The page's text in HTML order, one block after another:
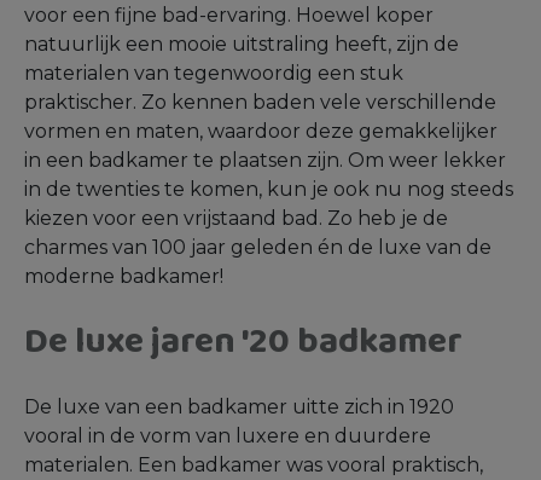
voor een fijne bad-ervaring. Hoewel koper
natuurlijk een mooie uitstraling heeft, zijn de
materialen van tegenwoordig een stuk
praktischer. Zo kennen baden vele verschillende
vormen en maten, waardoor deze gemakkelijker
in een badkamer te plaatsen zijn. Om weer lekker
in de twenties te komen, kun je ook nu nog steeds
kiezen voor een vrijstaand bad. Zo heb je de
charmes van 100 jaar geleden én de luxe van de
moderne badkamer!
De luxe jaren '20 badkamer
De luxe van een badkamer uitte zich in 1920
vooral in de vorm van luxere en duurdere
materialen. Een badkamer was vooral praktisch,